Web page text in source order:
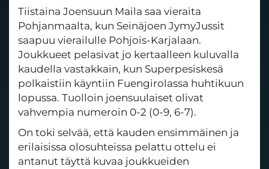
Tiistaina Joensuun Maila saa vieraita
Pohjanmaalta, kun Seinäjoen JymyJussit
saapuu vierailulle Pohjois-Karjalaan.
Joukkueet pelasivat jo kertaalleen kuluvalla
kaudella vastakkain, kun Superpesiskesä
polkaistiin käyntiin Fuengirolassa huhtikuun
lopussa. Tuolloin joensuulaiset olivat
vahvempia numeroin 0-2 (0-9, 6-7).
On toki selvää, että kauden ensimmäinen ja
erilaisissa olosuhteissa pelattu ottelu ei
antanut täyttä kuvaa joukkueiden